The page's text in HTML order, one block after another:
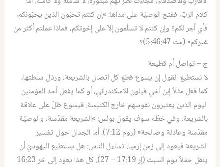
كلام الربّ، ففتح الوصيّة على مداها: »إن كنتم تحبّون الذين يحبّونكم،
فأي أجر لكم؟ وإن كنتم لا تسلّمون إلاّ على إخوتكم، فماذا عملتم أكثر من
غيركم« (مت 5:46:47)؟
ج – تواصل أم قطيعة
لا نستطيع القول إن يسوع قطع كل اتصال بالشريعة، ورذل سلطتها،
كما فعل مثلاً إبن أخي فيلون الاسكندراني، أو كما يفعل أحد المؤمنين
اليوم الذين يعتبرون نفوسهم خارج الكنيسة. فيسوع ظلّ على علاقة
بالشريعة. وفي خطّه سوف يقول بولس: »الشريعة مقدّسة، والوصيّة
مقدّسة وعادلة وصالحة« (روم 7:12). أما الجدال حول تفسير
الشريعة فيعود إلى زمن إرميا. تساءل الناس: هل يستطيع اليهوديّ أن
ينقل حملاً يوم السبت (إر 17:19 – 27). كل هذا يعود إلى خر 16:23